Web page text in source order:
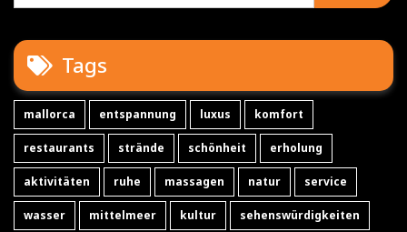
Tags
mallorca entspannung luxus komfort
restaurants strände schönheit erholung
aktivitäten ruhe massagen natur service
wasser mittelmeer kultur sehenswürdigkeiten